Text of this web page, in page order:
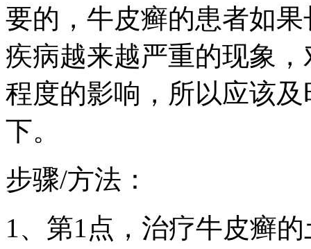
要的，牛皮癣的患者如
疾病越来越严重的现象
程度的影响，所以应该
下。
步骤/方法：
1、第1点，治疗牛皮癣